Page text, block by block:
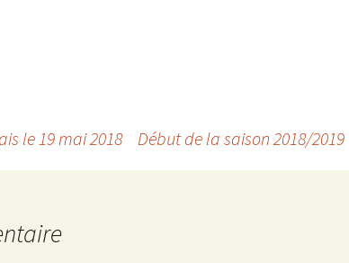
le 19 mai 2018 Début de la saison 2018/2019